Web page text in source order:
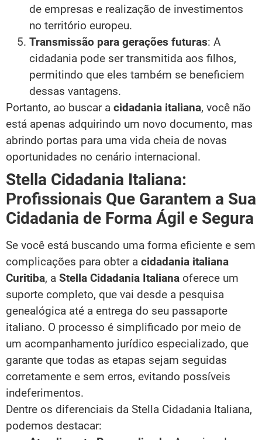
de empresas e realização de investimentos
no território europeu.
Transmissão para gerações futuras: A
cidadania pode ser transmitida aos filhos,
permitindo que eles também se beneficiem
dessas vantagens.
Portanto, ao buscar a cidadania italiana, você não
está apenas adquirindo um novo documento, mas
abrindo portas para uma vida cheia de novas
oportunidades no cenário internacional.
Stella Cidadania Italiana:
Profissionais Que Garantem a Sua
Cidadania de Forma Ágil e Segura
Se você está buscando uma forma eficiente e sem
complicações para obter a cidadania italiana
Curitiba, a Stella Cidadania Italiana oferece um
suporte completo, que vai desde a pesquisa
genealógica até a entrega do seu passaporte
italiano. O processo é simplificado por meio de
um acompanhamento jurídico especializado, que
garante que todas as etapas sejam seguidas
corretamente e sem erros, evitando possíveis
indeferimentos.
Dentre os diferenciais da Stella Cidadania Italiana,
podemos destacar: